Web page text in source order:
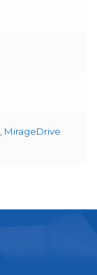
MirageDrive